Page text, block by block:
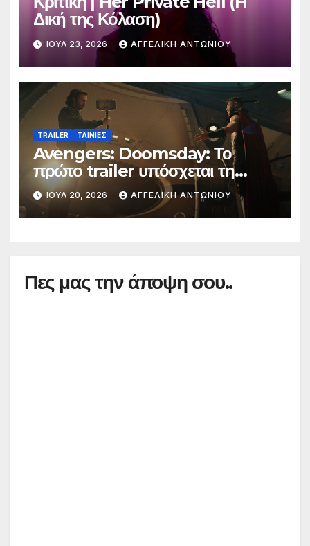
Δική της Κόλαση)
ΙΟΎΛ 23, 2026 ΑΓΓΕΛΙΚΉ ΑΝΤΩΝΊΟΥ
TRAILER ΤΑΙΝΙΕΣ
Avengers: Doomsday: Το
πρώτο trailer υπόσχεται τη
μεγαλύτερη μάχη στην ιστορία
της Marvel
ΙΟΎΛ 20, 2026 ΑΓΓΕΛΙΚΉ ΑΝΤΩΝΊΟΥ
Πες μας την άποψη σου..